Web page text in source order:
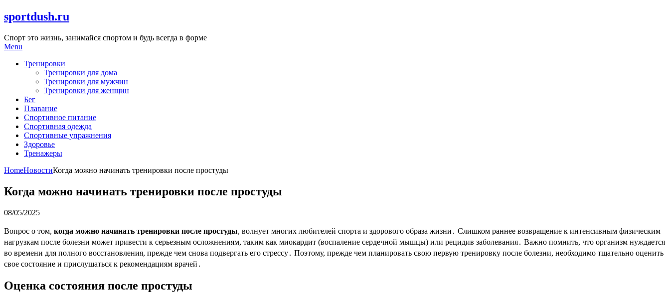
Skip
to
sportdush.ru
Спорт это жизнь, занимайся спортом и будь всегда в форме
Menu
Тренировки
Тренировки для дома
Тренировки для мужчин
Тренировки для женщин
Бег
Плавание
Спортивное питание
Спортивная одежда
Спортивные упражнения
Здоровье
Тренажеры
HomeНовостиКогда можно начинать тренировки после простуды
Когда можно начинать тренировки после простуды
08/05/2025
Вопрос о том, когда можно начинать тренировки после простуды, волнует многих любителей спорта и здорового образа жизни․ Слишком раннее возвращение к интенсивным физическим
нагрузкам после болезни может привести к серьезным осложнениям, таким как миокардит (воспаление сердечной мышцы) или рецидив заболевания․ Важно помнить, что организм нуждается
во времени для полного восстановления, прежде чем снова подвергать его стрессу․ Поэтому, прежде чем планировать свою первую тренировку после болезни, необходимо тщательно оценить
свое состояние и прислушаться к рекомендациям врачей․
Оценка состояния после простуды